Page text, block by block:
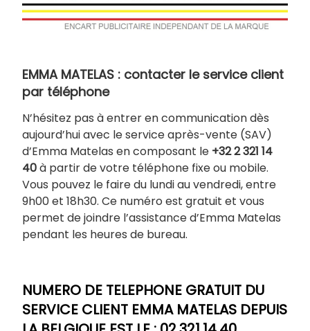
EMMA MATELAS : contacter le service client
par téléphone
N’hésitez pas à entrer en communication dès
aujourd’hui avec le service après-vente (SAV)
d’Emma Matelas en composant le +32 2 321 14
40à partir de votre téléphone fixe ou mobile.
Vous pouvez le faire du lundi au vendredi, entre
9h00 et 18h30. Ce numéro est gratuit et vous
permet de joindre l’assistance d’Emma Matelas
pendant les heures de bureau.
NUMERO DE TELEPHONE GRATUIT DU
SERVICE CLIENT EMMA MATELAS DEPUIS